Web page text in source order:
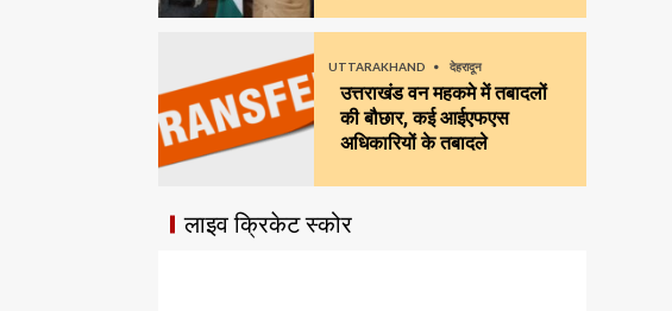
UTTARAKHAND देहरादून
उत्तराखंड वन महकमे में तबादलों
की बौछार, कई आईएफएस
अधिकारियों के तबादले
लाइव क्रिकेट स्कोर